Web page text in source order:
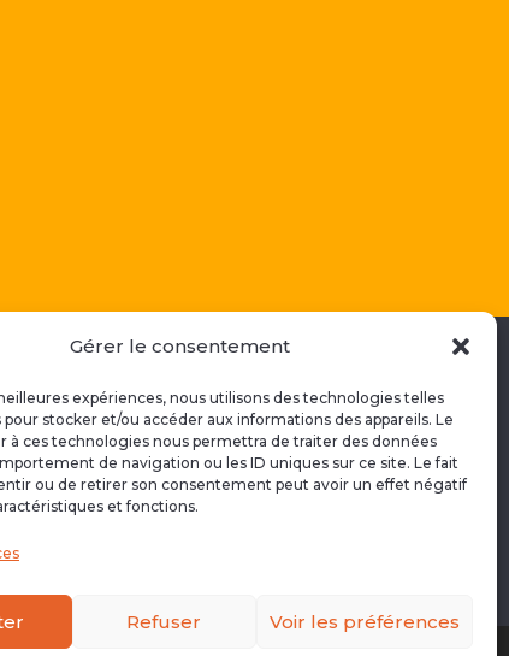
Gérer le consentement
expériences, nous utilisons des technologies telles
stocker et/ou accéder aux informations des appareils. Le
à ces technologies nous permettra de traiter des données
de navigation ou les ID uniques sur ce site. Le fait
ou de retirer son consentement peut avoir un effet négatif
et fonctions.
Refuser Voir les préférences
EN SAVOIR PLUS
 Lise Pathé
 blogdeliz.com